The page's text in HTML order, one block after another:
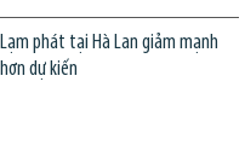
Lạm phát tại Hà Lan giảm mạnh
hơn dự kiến